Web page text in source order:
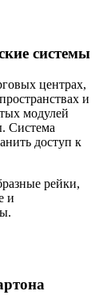
системы
центрах,
и
модулей
Система
доступ к
рейки,
и